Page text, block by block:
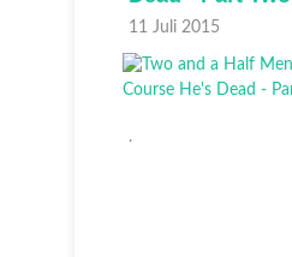
11 Juli 2015